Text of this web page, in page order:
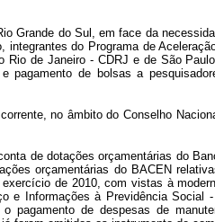
Grande do Sul, em face da
do Programa de
de Janeiro - CDRJ e de São
de bolsas a
no âmbito do Conselho
de dotações orçamentárias do
orçamentárias do BACEN
de 2010, com vistas à
e Informações à Previdência Social
pagamento de despesas de